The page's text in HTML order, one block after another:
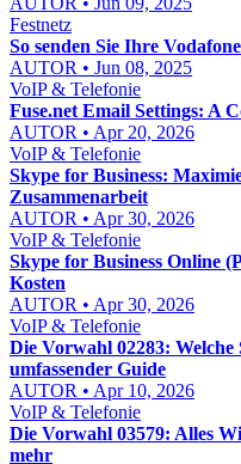
Festnetz
So senden Sie Ihre
AUTOR • Jun 08, 2025
VoIP & Telefonie
Fuse.net Email Settings: A
AUTOR • Apr 20, 2026
VoIP & Telefonie
Skype for Business:
Zusammenarbeit
AUTOR • Apr 30, 2026
VoIP & Telefonie
Skype for Business Online
Kosten
AUTOR • Apr 30, 2026
VoIP & Telefonie
Die Vorwahl 02283:
umfassender Guide
AUTOR • Apr 10, 2026
VoIP & Telefonie
Die Vorwahl 03579: Alles
mehr